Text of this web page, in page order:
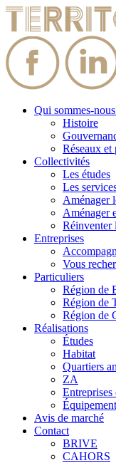
Qui sommes-
Histoire
Réseaux et
Collectivités
Les études
Les
Aménager
Aménager
Réinventer
Entreprises
Vous
Particuliers
Région de
Région de
Région de
Réalisations
Études
Habitat
Quartiers
ZA
Entreprises
Équipement
Avis de marché
Contact
BRIVE
CAHORS